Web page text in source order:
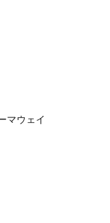
、追加又は削除、
マウェイ